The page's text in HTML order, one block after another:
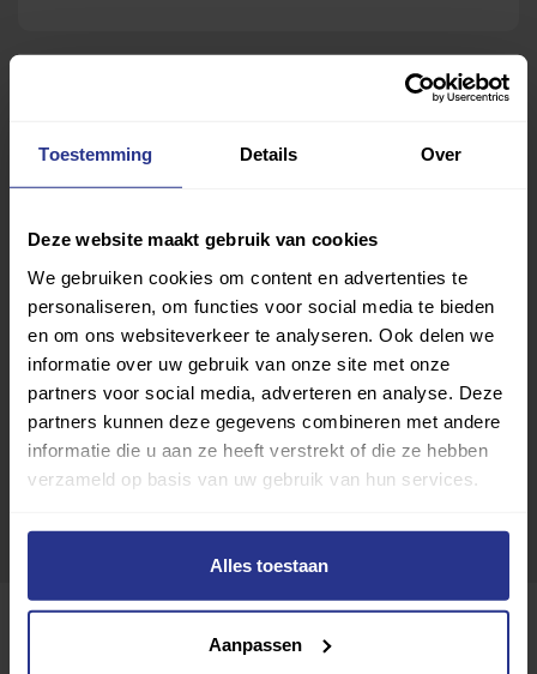
Toestemming Details Over
Deze website maakt gebruik van cookies
We gebruiken cookies om content en advertenties te
personaliseren, om functies voor social media te bieden
en om ons websiteverkeer te analyseren. Ook delen we
informatie over uw gebruik van onze site met onze
partners voor social media, adverteren en analyse. Deze
partners kunnen deze gegevens combineren met andere
informatie die u aan ze heeft verstrekt of die ze hebben
verzameld op basis van uw gebruik van hun services.
Alles toestaan
Aanpassen